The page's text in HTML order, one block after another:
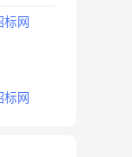
标网
网